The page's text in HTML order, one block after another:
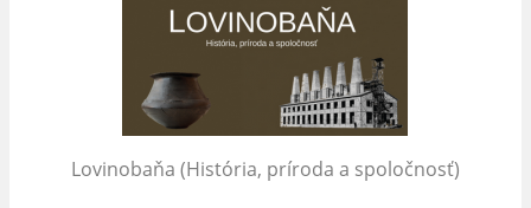
Lovinobaňa (História, príroda a spoločnosť)